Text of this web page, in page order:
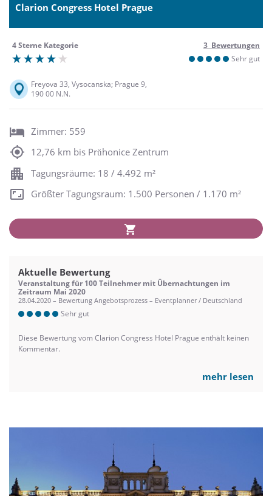
Clarion Congress Hotel Prague
4 Sterne Kategorie
3 Bewertungen
Sehr gut
Freyova 33, Vysocanska; Prague 9,
190 00 N.N.
Zimmer: 559
12,76 km bis Prŭhonice Zentrum
Tagungsräume: 18 / 4.492 m²
Größter Tagungsraum: 1.500 Personen / 1.170 m²
Aktuelle Bewertung
Veranstaltung für 100 Teilnehmer mit Übernachtungen im
Zeitraum Mai 2020
28.04.2020 – Bewertung Angebotsprozess – Eventplanner / Deutschland
Sehr gut
Diese Bewertung vom Clarion Congress Hotel Prague enthält keinen
Kommentar.
mehr lesen